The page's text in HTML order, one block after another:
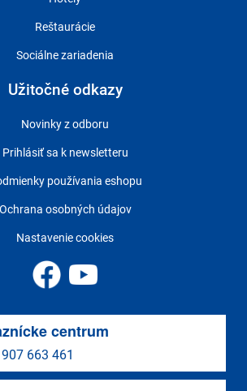
Reštaurácie
Sociálne zariadenia
Užitočné odkazy
Novinky z odboru
Prihlásiť sa k newsletteru
používania eshopu
Ochrana osobných údajov
Nastavenie cookies
centrum
663 461